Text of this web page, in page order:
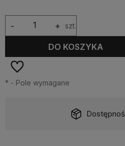
+
- szt.
DO KOSZYKA
* - Pole wymagane